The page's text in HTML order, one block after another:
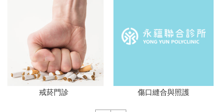
戒菸門診 傷口縫合與照護